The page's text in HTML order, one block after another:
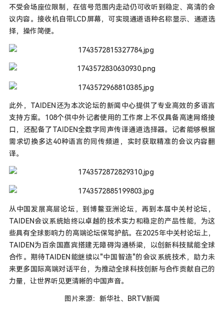
不受会场座位限制，在信号范围内走动仍可收听到稳定、高清的会
议内容。接收机自带LCD屏幕，可实现通道语种名称显示、通道选
择，操作简便。
此外，TAIDEN还为本次论坛的新闻中心提供了专业高效的多语言
支持方案。108个供中外记者使用的工作席上不仅具备高速网络接
口，还配备了TAIDEN全数字同声传译通道选择器。记者能够根据
需求切换多达40种语言的同传频道，实时获取精准的会议内容翻
译。
从中国发展高层论坛，到博鳌亚洲论坛，再到本届中关村论坛，
TAIDEN会议系统始终以卓越的技术实力和稳定的产品性能，为这
些具有全球影响力的高端论坛保驾护航。在2025年中关村论坛上，
TAIDEN为百余国嘉宾搭建无障碍沟通桥梁，以创新科技赋能全球
合作。期待TAIDEN能继续以"中国智造"的会议系统技术，助力未
来更多国际高端对话平台，为推动全球科技创新与合作贡献自己的
力量，让世界听见更清晰的中国声音。
图片来源：新华社、BRTV新闻